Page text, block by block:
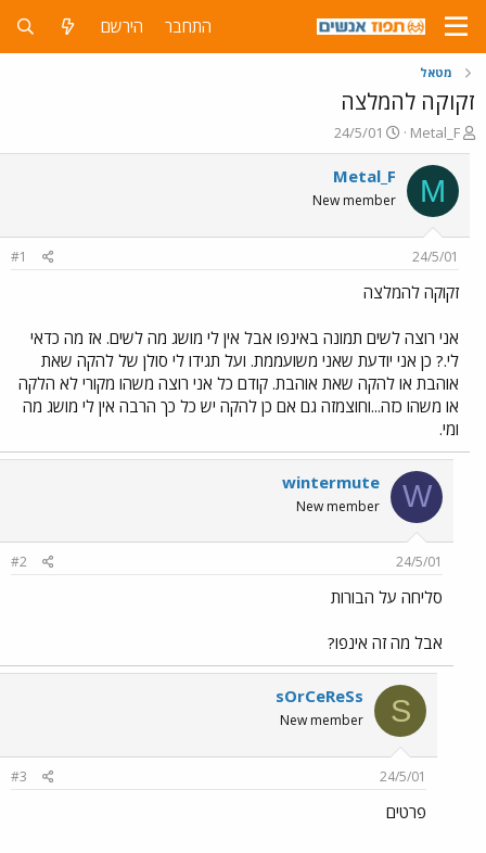
התחבר הירשם
מטאל
זקוקה להמלצה
פ
ו
ת
ח
ה
ש
א
Metal_F
פ
ו
ר
ס
ם
ר
24/5/01
M
Metal_F
New member
24/5/01
#1
זקוקה להמלצה
אני רוצה לשים תמונה באינפו אבל אין לי מושג מה לשים. אז מה כדאי
לי.? כן אני יודעת שאני משועממת. ועל תגידו לי סולן של להקה שאת
אוהבת או להקה שאת אוהבת. קודם כל אני רוצה משהו מקורי לא הלקה
או משהו כזה...וחוצמזה גם אם כן להקה יש כל כך הרבה אין לי מושג מה
ומי.
W
wintermute
New member
24/5/01
#2
סליחה על הבורות
אבל מה זה אינפו?
S
sOrCeReSs
New member
24/5/01
#3
פרטים